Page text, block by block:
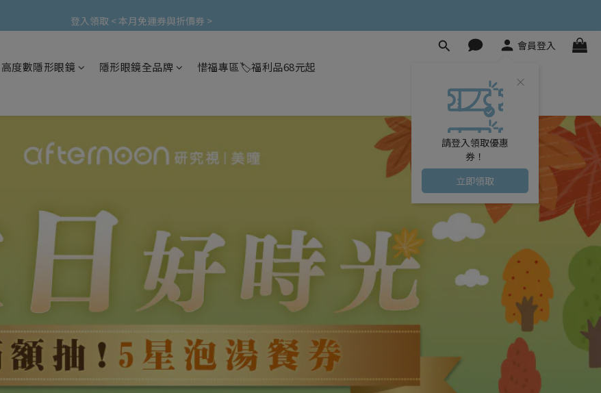
加入會員立即領$200購物金(效期30天) | 可與LINE新好友$50疊加使用
登入領取 < 本月免運券與折價券 >
會員登入
請登入領取優惠
券！
立即領取
高度數隱形眼鏡 隱形眼鏡全品牌
惜福專區🏷️福利品68元起